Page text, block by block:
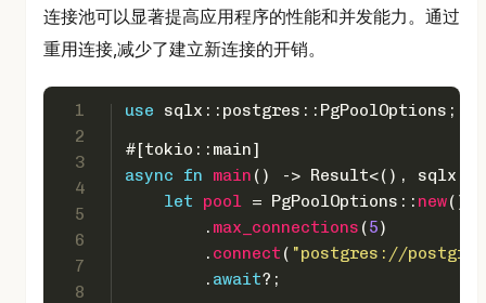
连接池可以显著提高应用程序的性能和并发能力。通过
重用连接,减少了建立新连接的开销。
1
2
3
4
5
6
7
8
use sqlx::postgres::PgPoolOptions;
#[tokio::main]
async
fn main () -> Result<(),
let
pool = PgPoolOptions:: new()
        .
max_connections (5)
        .
connect ( "postgres://
        .
await?;